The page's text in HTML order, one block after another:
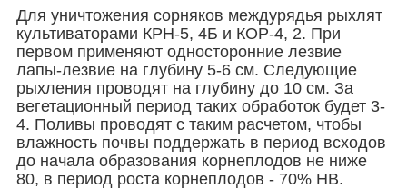
Для уничтожения сорняков междурядья рыхлят
культиваторами КРН-5, 4Б и КОР-4, 2. При
первом применяют односторонние лезвие
лапы-лезвие на глубину 5-6 см. Следующие
рыхления проводят на глубину до 10 см. За
вегетационный период таких обработок будет 3-
4. Поливы проводят с таким расчетом, чтобы
влажность почвы поддержать в период всходов
до начала образования корнеплодов не ниже
80, в период роста корнеплодов - 70% НВ.